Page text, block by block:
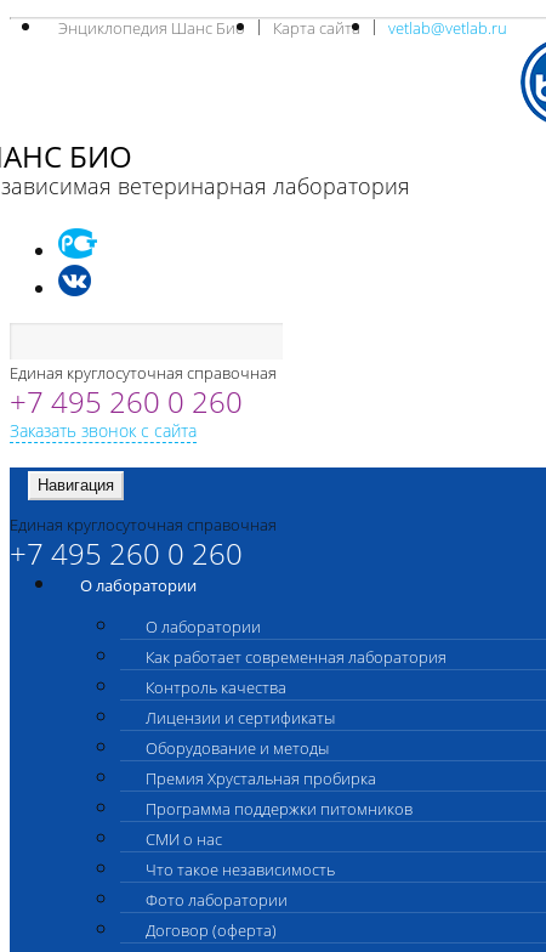
Энциклопедия Шанс Био Карта сайта vetlab@vetlab.ru
БИО
ветеринарная лаборатория
Единая круглосуточная справочная
+7 495 260 0 260
Заказать звонок с сайта
Навигация
Единая круглосуточная справочная
+7 495 260 0 260
О лаборатории
О лаборатории
Как работает современная лаборатория
Контроль качества
Лицензии и сертификаты
Оборудование и методы
Премия Хрустальная пробирка
Программа поддержки питомников
СМИ о нас
Что такое независимость
Фото лаборатории
Договор (оферта)